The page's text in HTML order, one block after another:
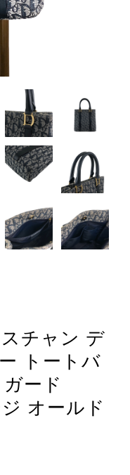
チャン デ
トートバ
ード
オールド